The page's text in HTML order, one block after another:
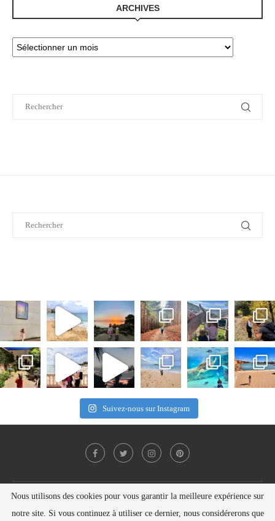
ARCHIVES
Suivez-nous sur Instagram
Politique de confidentialité Contact
Copyright © Nelly SEILER 2021
Nous utilisons des cookies pour vous garantir la meilleure expérience sur
notre site. Si vous continuez à utiliser ce dernier, nous considérerons que